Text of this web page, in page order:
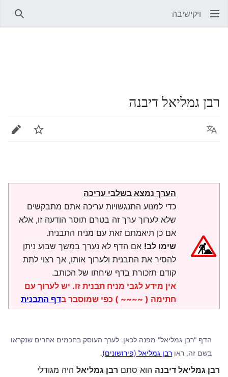
ויקישיבה
רבן גמליאל דיבנה
שפה מעקב
הערך נמצא בשלבי עריכה
כדי למנוע התנגשויות עריכה אתם מתבקשים
שלא לערוך ערך זה בטרם תוסר הודעה זו, אלא
אם כן תיאמתם זאת עם מניח התבנית.
שימו לב! אם הדף לא נערך במשך שבוע ניתן
להסיר את התבנית ולערוך אותו, אך רצוי לתת
קודם תזכורת בדף שיחתו של הכותב.
אין מידע לגבי מניח תבנית זו. יש לערוך עם
חתימה ( ~~~~ ) כפי שמוסבר בדף התבנית
הדף "רבן גמליאל" מפנה לכאן. לערך העוסק בחכמים אחרים שנקראו
בשם זה, ראו רבן גמליאל (פירושונים).
רבן גמליאל דיבנה הוא סתם רבן גמליאל היה מגודלי